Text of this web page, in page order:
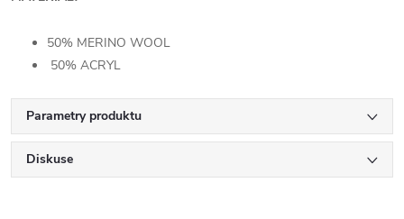
50% MERINO WOOL
50% ACRYL
Parametry produktu
Diskuse